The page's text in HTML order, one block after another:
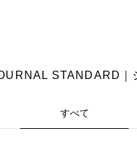
STANDARD｜
すべて